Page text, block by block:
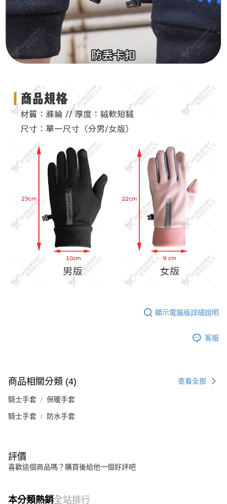
顯示電腦版詳細說明
客服
商品相關分類 (4) 查看全部
騎士手套 保暖手套
騎士手套 防水手套
評價
喜歡這個商品嗎？購買後給他一個好評吧
本分類熱銷全站排行